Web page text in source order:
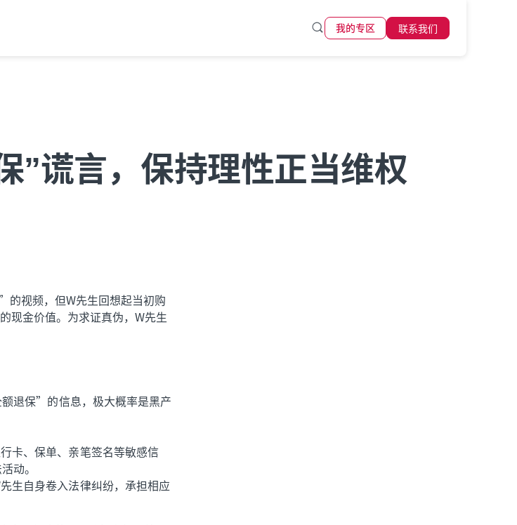
我的专区 联系我们
”谎言，保持理性正当维权
视频，但W先生回想起当初购
现金价值。为求证真伪，W先生
保”的信息，极大概率是黑产
卡、保单、亲笔签名等敏感信
动。
生自身卷入法律纠纷，承担相应